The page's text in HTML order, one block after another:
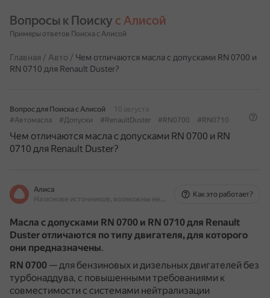
Вопросы к Поиску с Алисой
Примеры ответов Поиска с Алисой
Главная / Авто / Чем отличаются масла с допусками RN 0700 и
RN 0710 для Renault Duster?
Вопрос для Поиска с Алисой
10 августа
#Автомасла
#Допуски #RenaultDuster #RN0700 #RN0710
Чем отличаются масла с допусками RN 0700 и RN
0710 для Renault Duster?
Алиса
На основе источников, возможны неточности
Как это работает?
Масла с допусками RN 0700 и RN 0710 для Renault
Duster отличаются по типу двигателя, для которого
они предназначены.
RN 0700 — для бензиновых и дизельных двигателей без
турбонаддува, с повышенными требованиями к
совместимости с системами нейтрализации